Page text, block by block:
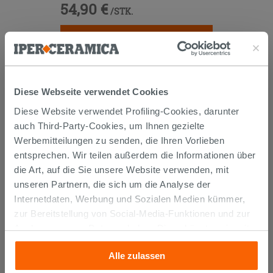
Diese Webseite verwendet Cookies
Diese Website verwendet Profiling-Cookies, darunter
auch Third-Party-Cookies, um Ihnen gezielte
Werbemitteilungen zu senden, die Ihren Vorlieben
entsprechen. Wir teilen außerdem die Informationen über
die Art, auf die Sie unsere Website verwenden, mit
unseren Partnern, die sich um die Analyse der
Internetdaten, Werbung und Sozialen Medien kümmer,
zur Bereitstellung von Social-Media-Funktionen und zur
Analyse unseres Datenverkehrs. Diese könnten sie mit
anderen Informationen, die Sie ihnen geliefert haben oder
die sie aufgrund Ihrer Verwendung ihrer Dienste
Alle zulassen
54,90 € /STK.
KUNDEN, DIE DIESEN ARTIKEL
GEKAUFT HABEN, KAUFTEN
AUCH...